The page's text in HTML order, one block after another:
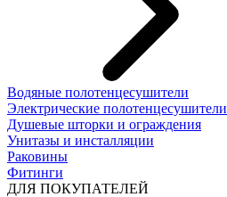
Водяные полотенцесушители
Электрические полотенцесушители
Душевые шторки и ограждения
Унитазы и инсталляции
Раковины
Фитинги
ДЛЯ ПОКУПАТЕЛЕЙ